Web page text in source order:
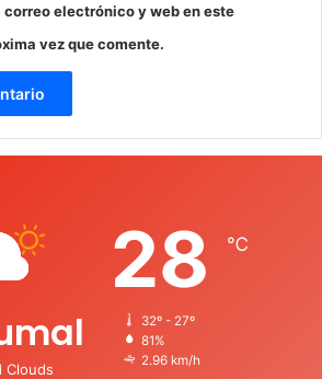
correo electrónico y web en este
vez que comente.
Clouds
28 ℃
32º - 27º
81%
2.96 km/h